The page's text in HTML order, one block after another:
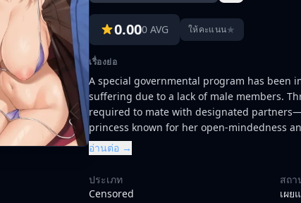
0.000 AVG ให้คะแนน★
เรื่องย่อ
A special governmental program has been
suffering due to a lack of male members.
required to mate with designated
princess known for her open-mindedness
Metropolitan Academy. Coincidentally, her
determined to fulfill her duty of securing
her surprise, Iris discovers that her
prowess.\r\n\r\nAs more demi-human
อ่านต่อ →
ประเภท
Censored
สถา
เผย